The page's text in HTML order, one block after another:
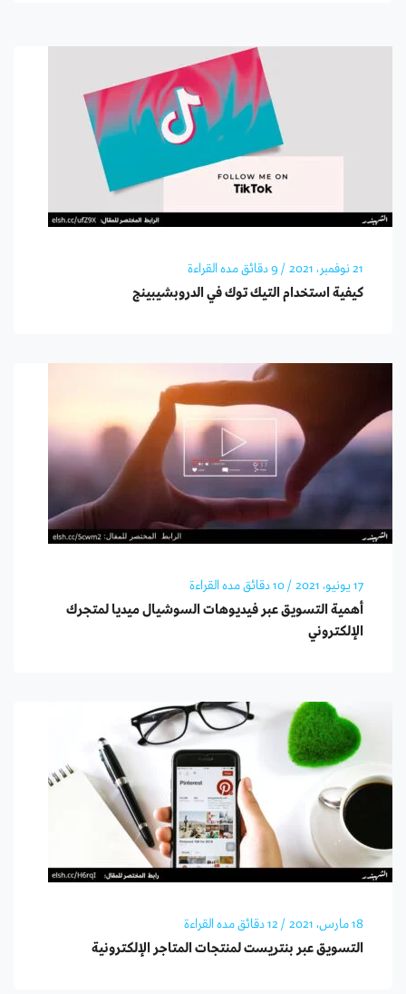
21 نوفمبر، 2021 / 9 دقائق مده القراءة
كيفية استخدام التيك توك في الدروبشيبينج
17 يونيو، 2021 / 10 دقائق مده القراءة
أهمية التسويق عبر فيديوهات السوشيال ميديا لمتجرك
الإلكتروني
18 مارس، 2021 / 12 دقائق مده القراءة
التسويق عبر بنتريست لمنتجات المتاجر الإلكترونية